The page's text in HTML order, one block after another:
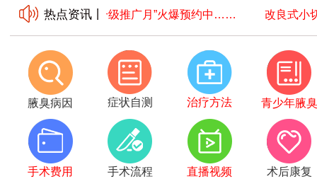
热点资讯丨
汗腺清除术技术升级推广月”火爆预约中…… 改良式小
腋臭病因 症状自测 治疗方法 青少年腋臭
手术费用 手术流程 直播视频 术后康复